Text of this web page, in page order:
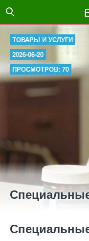
ТОВАРЫ И УСЛУГИ
2026-06-20
ПРОСМОТРОВ: 70